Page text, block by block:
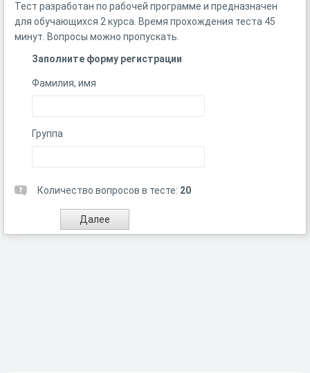
Тест разработан по рабочей программе и предназначен
для обучающихся 2 курса. Время прохождения теста 45
минут. Вопросы можно пропускать.
Заполните форму регистрации
Фамилия, имя
Группа
Количество вопросов в тесте: 20